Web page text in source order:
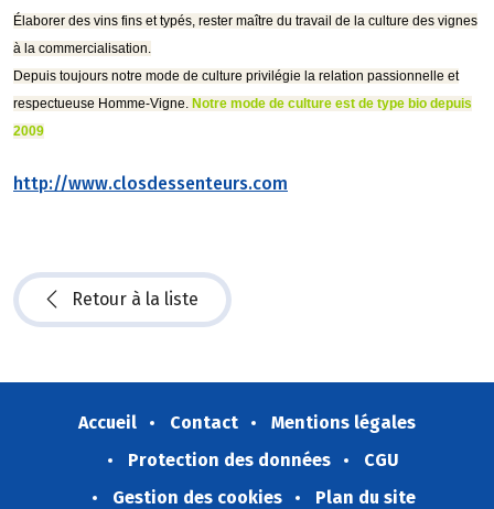
Élaborer des vins fins et typés, rester maître du travail de la culture des vignes
à la commercialisation.
Depuis toujours notre mode de culture privilégie la relation passionnelle et
respectueuse Homme-Vigne. Notre mode de culture est de type bio depuis
2009
http://www.closdessenteurs.com
Retour à la liste
Accueil Contact
Mentions légales
Protection des données
CGU
Gestion des cookies
Plan du site